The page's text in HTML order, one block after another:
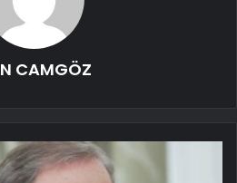
CAMGÖZ